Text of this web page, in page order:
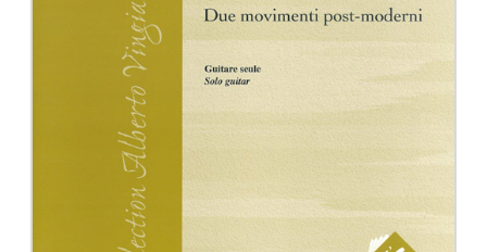
AUTRES PRODUITS